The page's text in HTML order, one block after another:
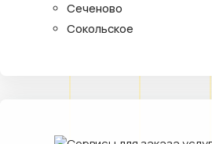
Сеченово
Сокольское